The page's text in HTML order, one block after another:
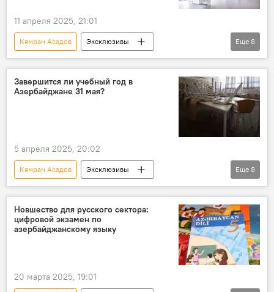
закон "Об образовании"
11 апреля 2025, 21:01
Кямран Асадов
Эксклюзивы
Азербайджан
Общество
Наука
Национальная академия наук Азербайджана
государственные учреждения
Еще 8
Завершится ли учебный год в
Азербайджане 31 мая?
5 апреля 2025, 20:02
Кямран Асадов
Эксклюзивы
Азербайджан
Общество
Министерство науки и образования АР
Образование
Школа
школьники
Еще 8
Новшество для русского сектора:
цифровой экзамен по
азербайджанскому языку
20 марта 2025, 19:01